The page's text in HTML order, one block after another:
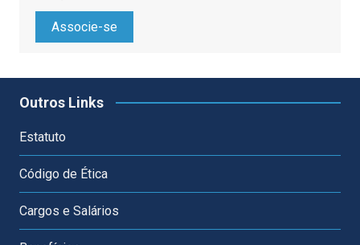
Associe-se
Outros Links
Estatuto
Código de Ética
Cargos e Salários